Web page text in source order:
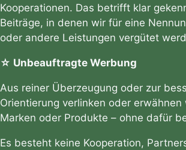
Kooperationen. Das betrifft klar
Beiträge, in denen wir für eine
oder andere Leistungen vergütet
☆ Unbeauftragte Werbung
Aus reiner Überzeugung oder zur
Orientierung verlinken oder erwähnen
Marken oder Produkte – ohne dafür
Es besteht keine Kooperation,